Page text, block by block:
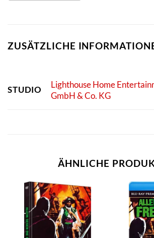
ZUSÄTZLICHE
STUDIO
Lighthouse Home
GmbH & Co. KG
ÄHNLICHE